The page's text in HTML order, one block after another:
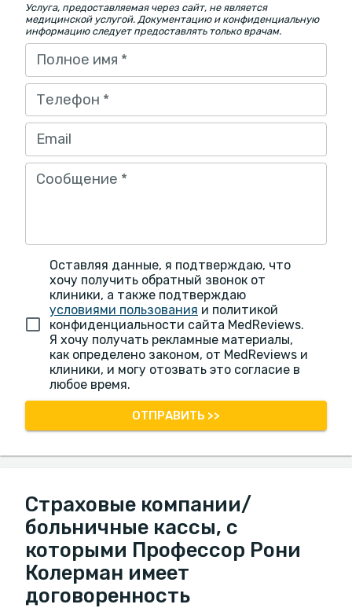
Услуга, предоставляемая через сайт, не является
медицинской услугой. Документацию и конфиденциальную
информацию следует предоставлять только врачам.
Полное имя *
Телефон *
Email
Сообщение *
Оставляя данные, я подтверждаю, что
хочу получить обратный звонок от
клиники, а также подтверждаю
условиями пользования и политикой
конфиденциальности сайта MedReviews.
Я хочу получать рекламные материалы,
как определено законом, от MedReviews и
клиники, и могу отозвать это согласие в
любое время.
ОТПРАВИТЬ >>
Страховые компании/
больничные кассы, с
которыми Профессор Рони
Колерман имеет
договоренность